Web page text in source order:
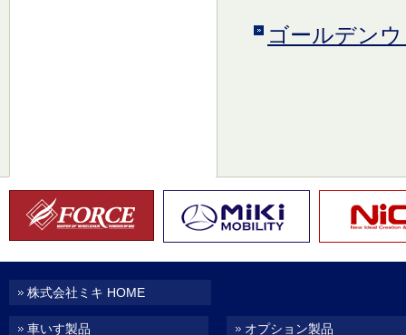
ゴールデン
株式会社ミキ HOME
車いす製品 オプション製品